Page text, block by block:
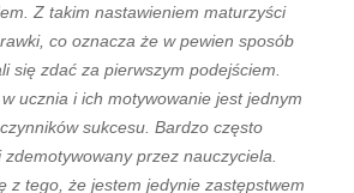
Z takim nastawieniem maturzyści
co oznacza że w pewien sposób
się zdać za pierwszym podejściem.
ucznia i ich motywowanie jest jednym
sukcesu. Bardzo często
przez nauczyciela.
z tego, że jestem jedynie zastępstwem